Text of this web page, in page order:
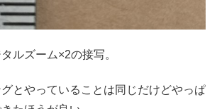
ルズーム×2の接写。
とやっていることは同じだけどやっぱ